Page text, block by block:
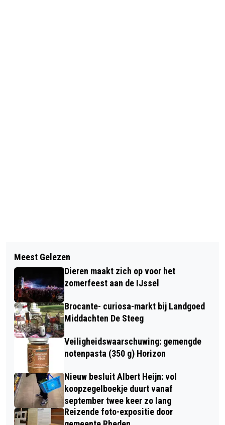
INZAMELING OUD PAPIER IN
GEMEENTE RHEDEN VOORLOPIG NOG
DOOR SUEZ
TONNY VAN ELFEREN GROEN-,
GROND- & INFRATECHNIEK B.V.
NIEUWE HOOFDSPONSOR TTV
SLAGVAARDIG
Meest Gelezen
Dieren maakt zich op voor het
zomerfeest aan de IJssel
Brocante- curiosa-markt bij Landgoed
Middachten De Steeg
Veiligheidswaarschuwing: gemengde
notenpasta (350 g) Horizon
Nieuw besluit Albert Heijn: vol
koopzegelboekje duurt vanaf
september twee keer zo lang
Reizende foto-expositie door